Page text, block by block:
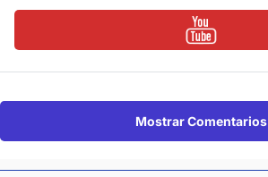
Mostrar Comentarios